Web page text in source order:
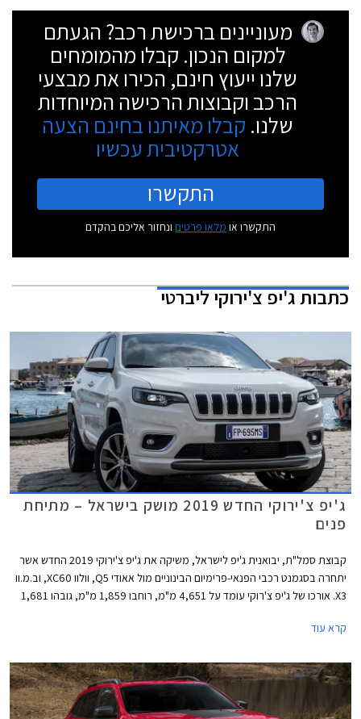
מעוניינים ברכישת רכב? הגעתם
למקום הנכון. קבלו מהמומחים
שלנו ייעוץ חינם, הכירו את מבצעי
הרכב וקבוצות הרכישה המיוחדות
שלנו. קבלו מאיתנו בחינם הצעה
אטרקטיבית עכשיו
התקשרו
התקשרו או מלאו פרטים ונחזור אליכם בהקדם
כתבותג'יפ צ'ירוקי ליברטי
ג'יפ צ'ירוקי החדש 2019 מושק בישראל – מתיחת
פנים
קבוצת סמל"ת, יבואנית ג'יפ לישראל, משיקה את ג'יפ צ'ירוקי 2019 החדש אשר
יתחרה בסגמנט רכבי הפנאי-פרימיום הבינוניים מול אאודי Q5, וולוו XC60, וב.מ.וו
X3. אורכו של ג'יפ צ'רוקי עומד על 4,651 מ"מ, רוחבו 1,859 מ"מ, גובהו 1,681
קרא עוד